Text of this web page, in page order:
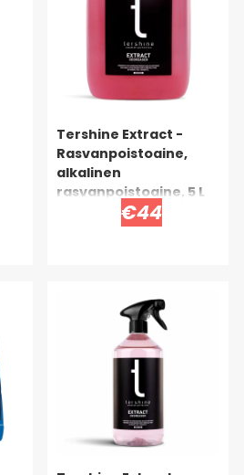
Tershine Extract -
Rasvanpoistoaine,
alkalinen
rasvanpoistoaine, 5 L
€44